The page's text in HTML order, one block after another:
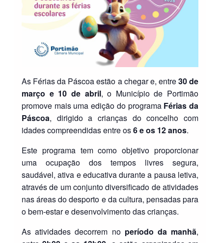
As Férias da Páscoa estão a chegar e, entre30 de
março e 10 de abril, o Município de Portimão
promove mais uma edição do programa Férias da
Páscoa, dirigido a crianças do concelho com
idades compreendidas entre os6 e os 12 anos.
Este programa tem como objetivo proporcionar
uma ocupação dos tempos livres segura,
saudável, ativa e educativa durante a pausa letiva,
através de um conjunto diversificado de atividades
nas áreas do desporto e da cultura, pensadas para
o bem-estar e desenvolvimento das crianças.
As atividades decorrem no período da manhã,